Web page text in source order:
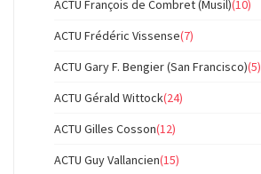
ACTU François de Combret (Musil)(10)
ACTU Frédéric Vissense(7)
ACTU Gary F. Bengier (San Francisco)(5)
ACTU Gérald Wittock(24)
ACTU Gilles Cosson(12)
ACTU Guy Vallancien(15)